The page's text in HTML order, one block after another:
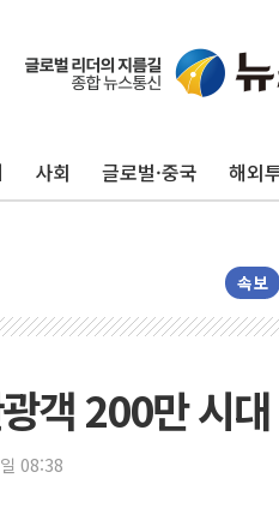
사회 글로벌·중국 해외
속보
객 200만 시
08:38